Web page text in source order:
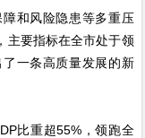
和风险隐患等多重压
主要指标在全市处于领
一条高质量发展的新
比重超55%，领跑全